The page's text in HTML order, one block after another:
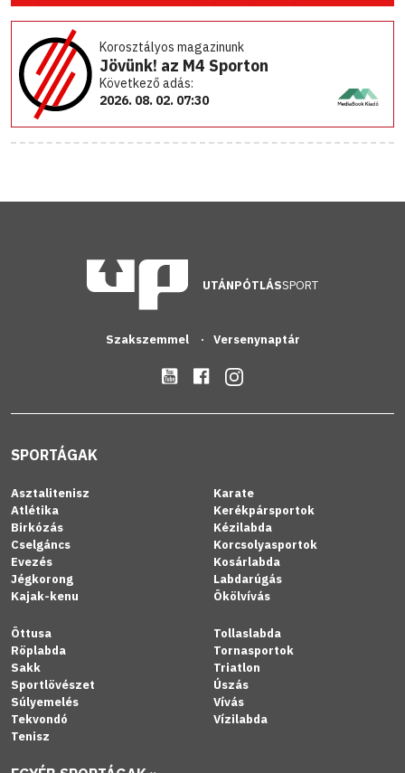
Korosztályos magazinunk
Jövünk! az M4 Sporton
Következő adás:
2026. 08. 02. 07:30
UTÁNPÓTLÁSSPORT
Szakszemmel Versenynaptár
SPORTÁGAK
Asztalitenisz
Atlétika
Birkózás
Cselgáncs
Evezés
Jégkorong
Kajak-kenu
Karate
Kerékpársportok
Kézilabda
Korcsolyasportok
Kosárlabda
Labdarúgás
Ökölvívás
Öttusa
Röplabda
Sakk
Sportlövészet
Súlyemelés
Tekvondó
Tenisz
Tollaslabda
Tornasportok
Triatlon
Úszás
Vívás
Vízilabda